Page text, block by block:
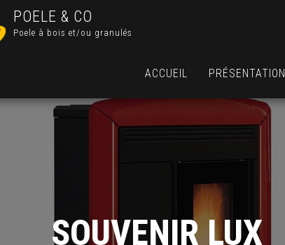
POELE & CO
Poele à bois et/ou granulés
ACCUEIL PRÉSENTATION
SOUVENIR LUX